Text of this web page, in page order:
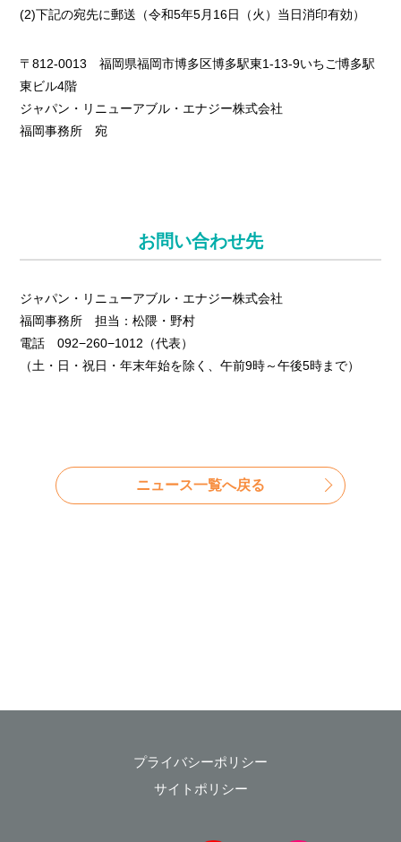
(2)下記の宛先に郵送（令和5年5月16日（火）当日消印有効）
〒812-0013 福岡県福岡市博多区博多駅東1-13-9いちご博多駅
東ビル4階
ジャパン・リニューアブル・エナジー株式会社
福岡事務所 宛
お問い合わせ先
ジャパン・リニューアブル・エナジー株式会社
福岡事務所 担当：松隈・野村
電話 092−260−1012（代表）
（土・日・祝日・年末年始を除く、午前9時～午後5時まで）
ニュース⼀覧へ戻る
プライバシーポリシー
サイトポリシー